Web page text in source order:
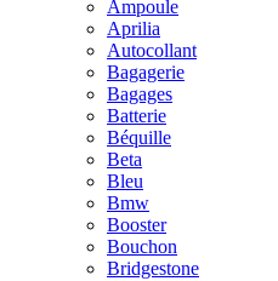
Ampoule
Aprilia
Autocollant
Bagagerie
Bagages
Batterie
Béquille
Beta
Bleu
Bmw
Booster
Bouchon
Bridgestone